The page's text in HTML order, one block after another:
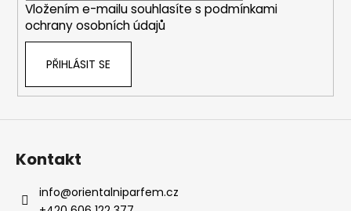
Vložením e-mailu souhlasíte s podmínkami
ochrany osobních údajů
PŘIHLÁSIT SE
Kontakt
info@orientalniparfem.cz